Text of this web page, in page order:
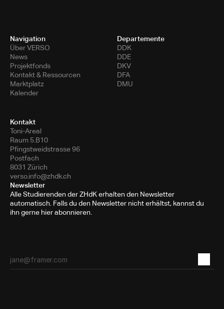
Navigation
Über VERSO
News
Projektfonds
Kontakt & Ressourcen
Marktplatz
Kalender
Departemente
DDK
DDE
DKV
DFA
DMU
Kontakt
Toni-Areal
Raum 5.B10
Pfingstweidstrasse 96
Postfach
8031 Zürich
verso.info@zhdk.ch
Newsletter
Alle Studierenden der ZHdK erhalten den Newsletter
automatisch. Falls du den Newsletter nicht erhältst, kannst du
ihn gerne hier abonnieren.